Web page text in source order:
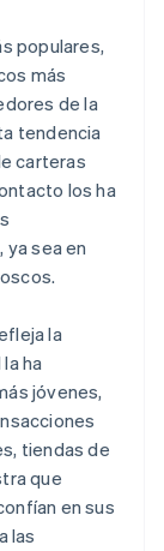
populares,
más
de la
tendencia
carteras
los ha
sea en
la
ha
jóvenes,
tiendas de
que
en sus
las